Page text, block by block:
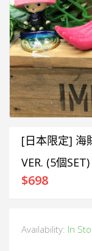
[日本限定] 海
VER. (5個SET)
$698
Availability: In